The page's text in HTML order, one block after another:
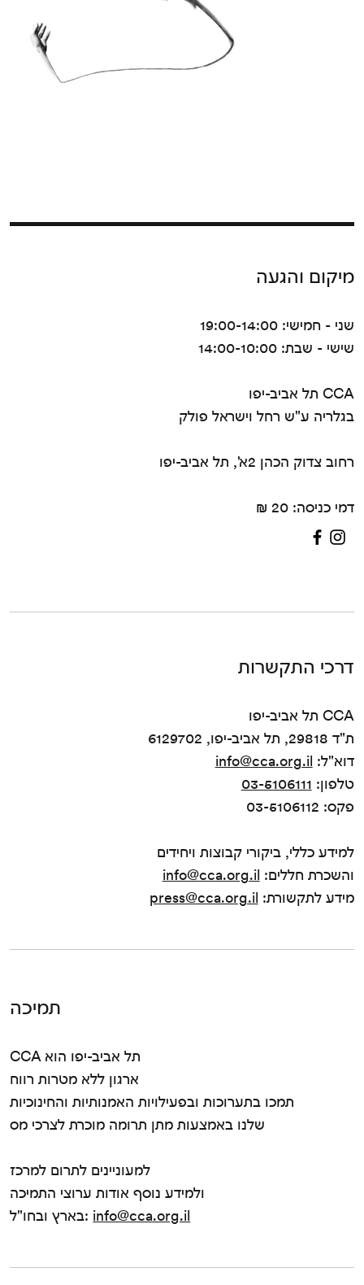
מיקום והגעה
שני - חמישי: 19:00-14:00
שישי - שבת: 14:00-10:00
CCA תל אביב-יפו
בגלריה ע"ש רחל וישראל פולק
רחוב צדוק הכהן 2א', תל אביב-יפו
דמי כניסה: 20 ₪
דרכי התקשרות
CCA תל אביב-יפו
ת"ד 29818, תל אביב-יפו, 6129702
דוא"ל: info@cca.org.il
טלפון: 03-5106111
פקס: 03-5106112
למידע כללי, ביקורי קבוצות ויחידים
והשכרת חללים: info@cca.org.il
מידע לתקשורת: press@cca.org.il
תמיכה
CCA תל אביב-יפו הוא
ארגון ללא מטרות רווח
תמכו בתערוכות ובפעילויות האמנותיות והחינוכיות
שלנו באמצעות מתן תרומה מוכרת לצרכי מס
למעוניינים לתרום למרכז
ולמידע נוסף אודות ערוצי התמיכה
בארץ ובחו"ל: info@cca.org.il